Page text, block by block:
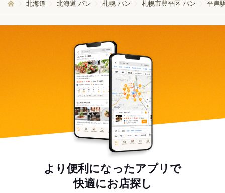
北海道 北海道 パン 札幌 パン 札幌市豊平区 パン 平岸
より便利になったアプリで
快適にお店探し